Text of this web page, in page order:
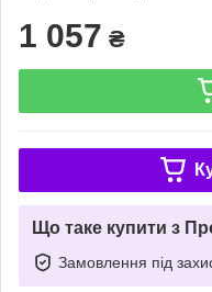
1 057 ₴
Що таке купити з
Замовлення під